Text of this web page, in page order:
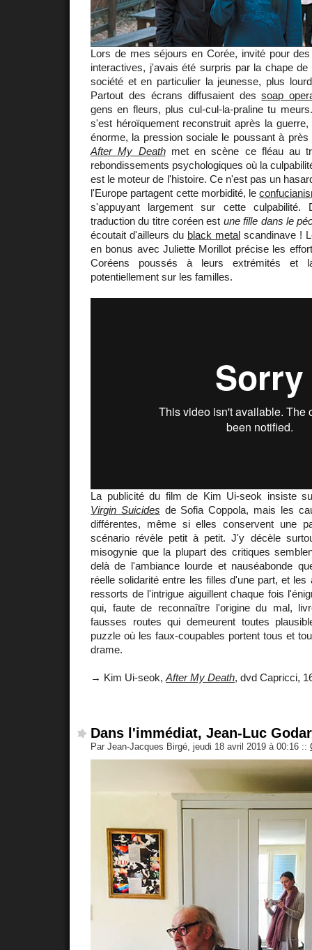
Lors de mes séjours en Corée, invité pour
interactives, j'avais été surpris par la chape
société et en particulier la jeunesse, plus
Partout des écrans diffusaient dessoap
gens en fleurs, plus cul-cul-la-praline tu
s'est héroïquement reconstruit après la
énorme, la pression sociale le poussant à
After My Deathmet en scène ce fléau au
rebondissements psychologiques où la
est le moteur de l'histoire. Ce n'est pas un
l'Europe partagent cette morbidité, le
s'appuyant largement sur cette
traduction du titre coréen est une fille dans le
écoutait d'ailleurs du black metal scandinave !
en bonus avec Juliette Morillot précise les
Coréens poussés à leurs extrémités et
potentiellement sur les familles.
La publicité du film de Kim Ui-seok insiste
Virgin Suicides de Sofia Coppola, mais les
différentes, même si elles conservent une
scénario révèle petit à petit. J'y décèle
misogynie que la plupart des critiques
delà de l'ambiance lourde et nauséabonde
réelle solidarité entre les filles d'une part, et les
ressorts de l'intrigue aiguillent chaque fois
qui, faute de reconnaître l'origine du mal,
fausses routes qui demeurent toutes
puzzle où les faux-coupables portent tous et
drame.
→ Kim Ui-seok, After My Death, dvd Capricci,
Dans l'immédiat, Jean-Luc
Par Jean-Jacques Birgé, jeudi 18 avril 2019 à 00:16 ::